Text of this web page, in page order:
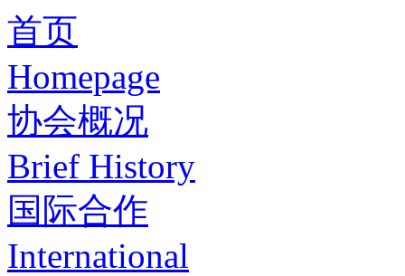
首页
Homepage
协会概况
Brief History
国际合作
International